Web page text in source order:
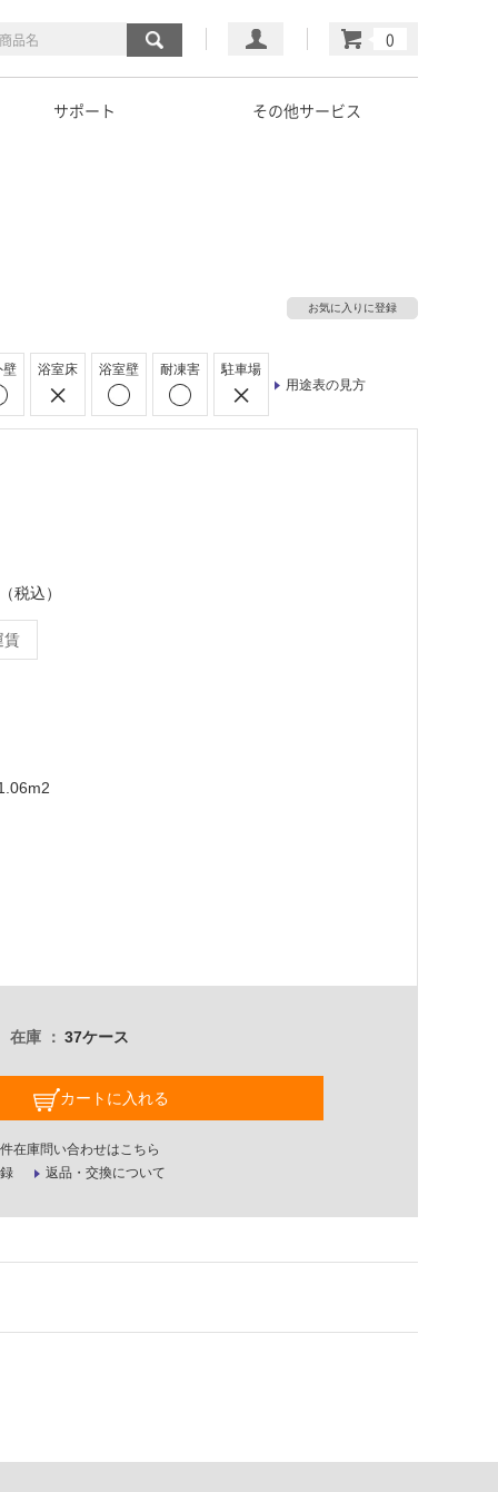
マイページ
カート
サポート その他サービス
お気に入りに登録
壁 浴室床 浴室壁 耐凍害
駐車場
用途表の見方
税込）
賃
在庫 37ケース
カートに入れる
在庫問い合わせはこちら
返品・交換について